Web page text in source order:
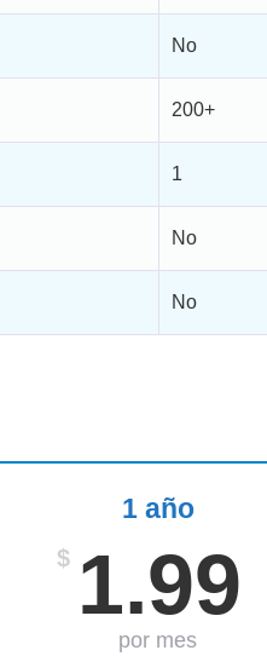
No
200+
1
No
No
1 año
$ 1.99
por mes